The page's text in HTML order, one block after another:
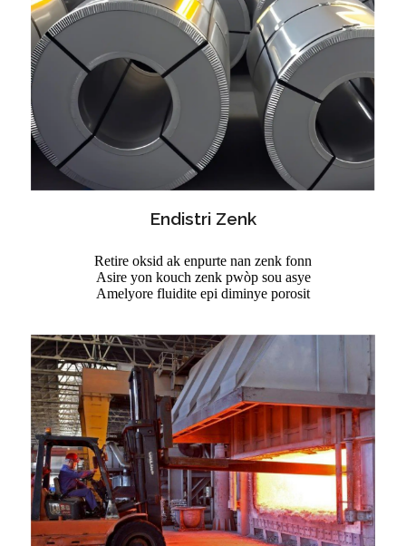
Endistri Zenk
Retire oksid ak enpurte nan zenk fonn
Asire yon kouch zenk pwòp sou asye
Amelyore fluidite epi diminye porosit